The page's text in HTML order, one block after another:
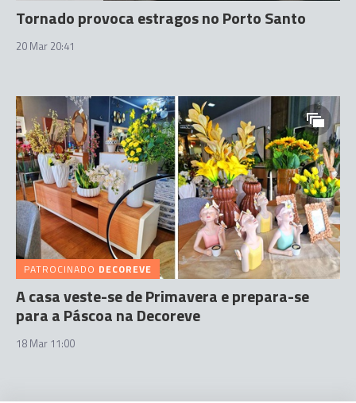
Tornado provoca estragos no Porto Santo
20 Mar 20:41
PATROCINADO DECOREVE
A casa veste-se de Primavera e prepara-se
para a Páscoa na Decoreve
18 Mar 11:00